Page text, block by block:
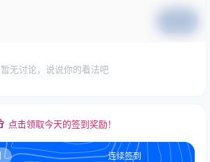
暂无讨论，说说你的看法吧
点击领取今天的签到奖励！
连续签到